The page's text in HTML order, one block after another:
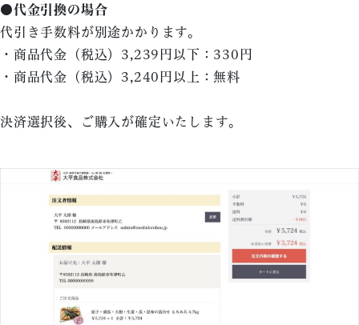
●代金引換の場合
代引き手数料が別途かかります。
・商品代金（税込）3,239円以下：330円
・商品代金（税込）3,240円以上：無料
決済選択後、ご購入が確定いたします。